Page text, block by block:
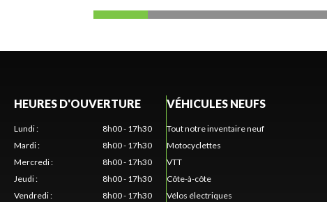
HEURES D'OUVERTURE
Lundi:
8h00 - 17h30
Mardi:
8h00 - 17h30
Mercredi:
8h00 - 17h30
Jeudi:
8h00 - 17h30
Vendredi: 8h00 - 17h30
VÉHICULES NEUFS
Tout notre inventaire neuf
Motocyclettes
VTT
Côte-à-côte
Vélos électriques